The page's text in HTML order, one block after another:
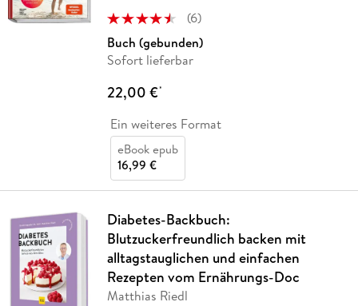
(6)
Buch (gebunden)
Sofort lieferbar
22,00 €*
Ein weiteres Format
eBook epub
16,99 €
Diabetes-Backbuch:
Blutzuckerfreundlich backen mit
alltagstauglichen und einfachen
Rezepten vom Ernährungs-Doc
Matthias Riedl